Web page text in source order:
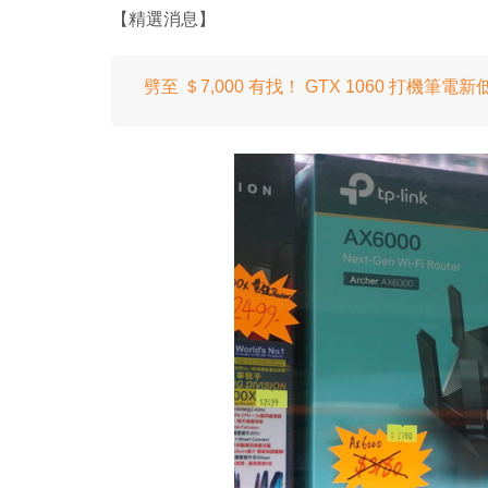
【精選消息】
劈至 ＄7,000 有找！ GTX 1060 打機筆電新